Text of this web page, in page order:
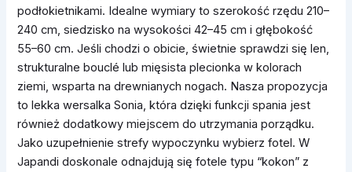
podłokietnikami. Idealne wymiary to szerokość rzędu 210–
240 cm, siedzisko na wysokości 42–45 cm i głębokość
55–60 cm. Jeśli chodzi o obicie, świetnie sprawdzi się len,
strukturalne bouclé lub mięsista plecionka w kolorach
ziemi, wsparta na drewnianych nogach. Nasza propozycja
to lekka wersalka Sonia, która dzięki funkcji spania jest
również dodatkowy miejscem do utrzymania porządku.
Jako uzupełnienie strefy wypoczynku wybierz fotel. W
Japandi doskonale odnajdują się fotele typu “kokon” z